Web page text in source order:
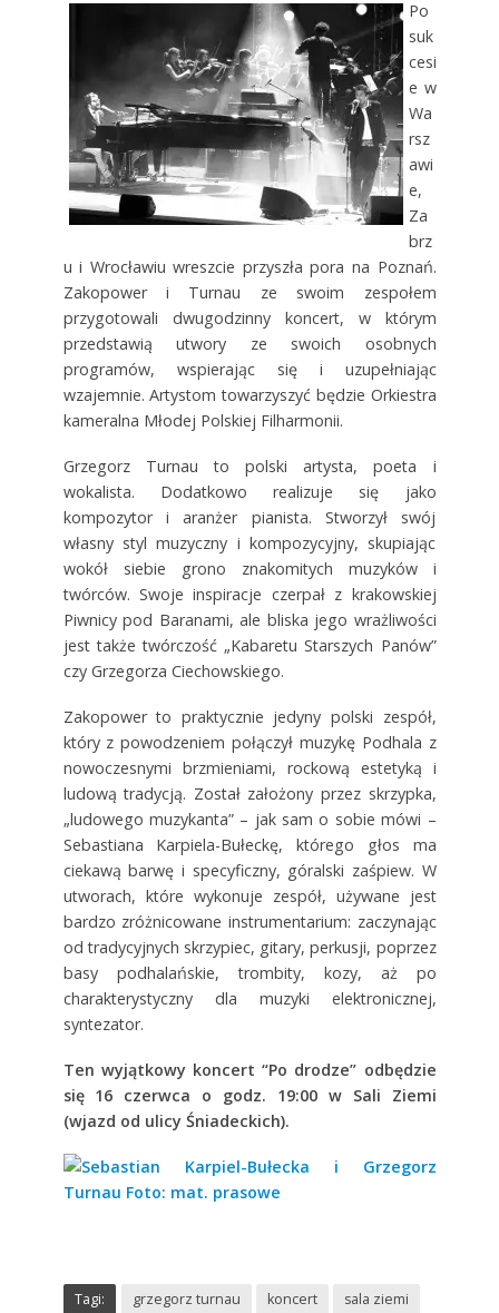
Po
suk
cesi
e w
Wa
rsz
awi
e,
Za
brz
u i Wrocławiu wreszcie przyszła pora na Poznań.
Zakopower i Turnau ze swoim zespołem
przygotowali dwugodzinny koncert, w którym
przedstawią utwory ze swoich osobnych
programów, wspierając się i uzupełniając
wzajemnie. Artystom towarzyszyć będzie Orkiestra
kameralna Młodej Polskiej Filharmonii.
Grzegorz Turnau to polski artysta, poeta i
wokalista. Dodatkowo realizuje się jako
kompozytor i aranżer pianista. Stworzył swój
własny styl muzyczny i kompozycyjny, skupiając
wokół siebie grono znakomitych muzyków i
twórców. Swoje inspiracje czerpał z krakowskiej
Piwnicy pod Baranami, ale bliska jego wrażliwości
jest także twórczość „Kabaretu Starszych Panów”
czy Grzegorza Ciechowskiego.
Zakopower to praktycznie jedyny polski zespół,
który z powodzeniem połączył muzykę Podhala z
nowoczesnymi brzmieniami, rockową estetyką i
ludową tradycją. Został założony przez skrzypka,
„ludowego muzykanta” – jak sam o sobie mówi –
Sebastiana Karpiela-Bułeckę, którego głos ma
ciekawą barwę i specyficzny, góralski zaśpiew. W
utworach, które wykonuje zespół, używane jest
bardzo zróżnicowane instrumentarium: zaczynając
od tradycyjnych skrzypiec, gitary, perkusji, poprzez
basy podhalańskie, trombity, kozy, aż po
charakterystyczny dla muzyki elektronicznej,
syntezator.
Ten wyjątkowy koncert “Po drodze” odbędzie
się 16 czerwca o godz. 19:00 w Sali Ziemi
(wjazd od ulicy Śniadeckich).
Tagi: grzegorz turnau koncert
sala ziemi